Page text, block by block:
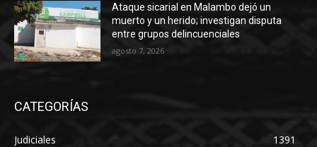
Ataque sicarial en Malambo dejó un
muerto y un herido; investigan disputa
entre grupos delincuenciales
agosto 7, 2026
CATEGORÍAS
Judiciales
1391